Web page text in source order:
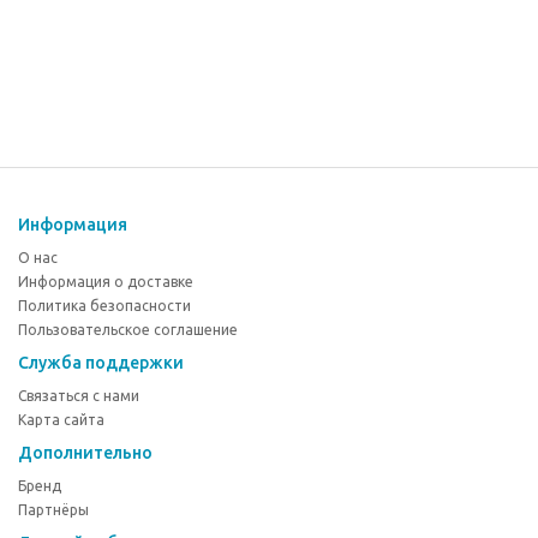
Информация
О нас
Информация о доставке
Политика безопасности
Пользовательское соглашение
Служба поддержки
Связаться с нами
Карта сайта
Дополнительно
Бренд
Партнёры